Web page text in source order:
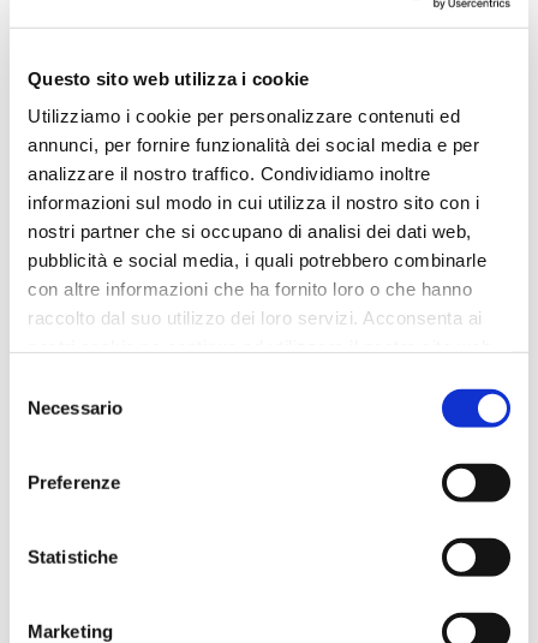
Questo sito web utilizza i cookie
Utilizziamo i cookie per personalizzare contenuti ed
annunci, per fornire funzionalità dei social media e per
analizzare il nostro traffico. Condividiamo inoltre
informazioni sul modo in cui utilizza il nostro sito con i
nostri partner che si occupano di analisi dei dati web,
pubblicità e social media, i quali potrebbero combinarle
con altre informazioni che ha fornito loro o che hanno
raccolto dal suo utilizzo dei loro servizi. Acconsenta ai
delNecessario
Preferenze
Statistiche
Marketing
DISPONIBILITÀ:DISPONIBILE
100% resistente all'acqua. Colore bianco e tortora.
Misure diametro per altezza: cm a)14x8 b)22x10